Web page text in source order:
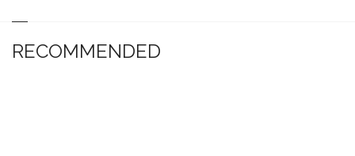
RECOMMENDED